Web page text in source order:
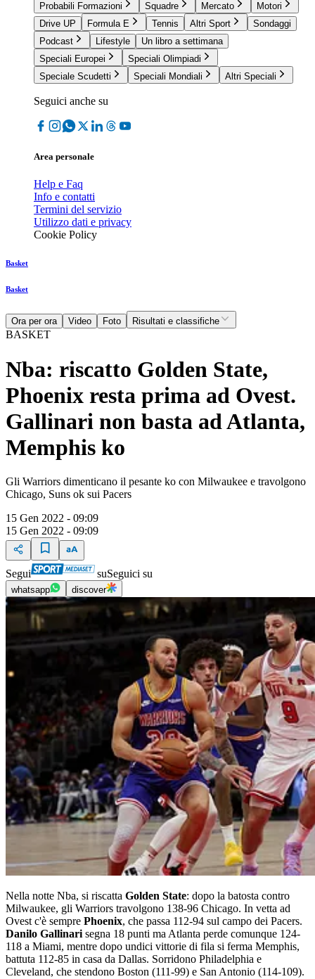
Probabili Formazioni
Squadre Mercato
Motori
Drive UP
Formula E Tennis Altri Sport
Sondaggi
Podcast
Lifestyle
Un libro a settimana
Speciali Europei
Speciali Olimpiadi
Speciale Scudetti
Speciali Mondiali Altri Speciali
Seguici anche su
Area personale
Help e Faq
Info e contatti
Termini del servizio
Utilizzo dati e privacy
Cookie Policy
Basket
Basket
Ora per ora Video Foto Risultati e classifiche
BASKET
Nba: riscatto Golden State,
Phoenix resta prima ad Ovest.
Gallinari non basta ad Atlanta,
Memphis ko
Gli Warriors dimenticano il pesante ko con Milwaukee e travolgono
Chicago, Suns ok sui Pacers
15 Gen 2022 - 09:09
15 Gen 2022 - 09:09
Segui suSeguici su
whatsapp discover
Nella notte Nba, si riscatta Golden State: dopo la batosta contro
Milwaukee, gli Warriors travolgono 138-96 Chicago. In vetta ad
Ovest c'è sempre Phoenix, che passa 112-94 sul campo dei Pacers.
Danilo Gallinari segna 18 punti ma Atlanta perde comunque 124-
118 a Miami, mentre dopo undici vittorie di fila si ferma Memphis,
battuta 112-85 in casa da Dallas. Sorridono Philadelphia e
Cleveland, che stendono Boston (111-99) e San Antonio (114-109).